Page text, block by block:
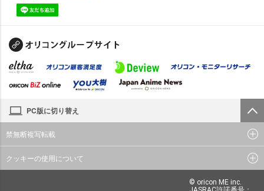
PC版に切り替え
禁無断複写転載
クッキーの使用について
© oricon ME inc.